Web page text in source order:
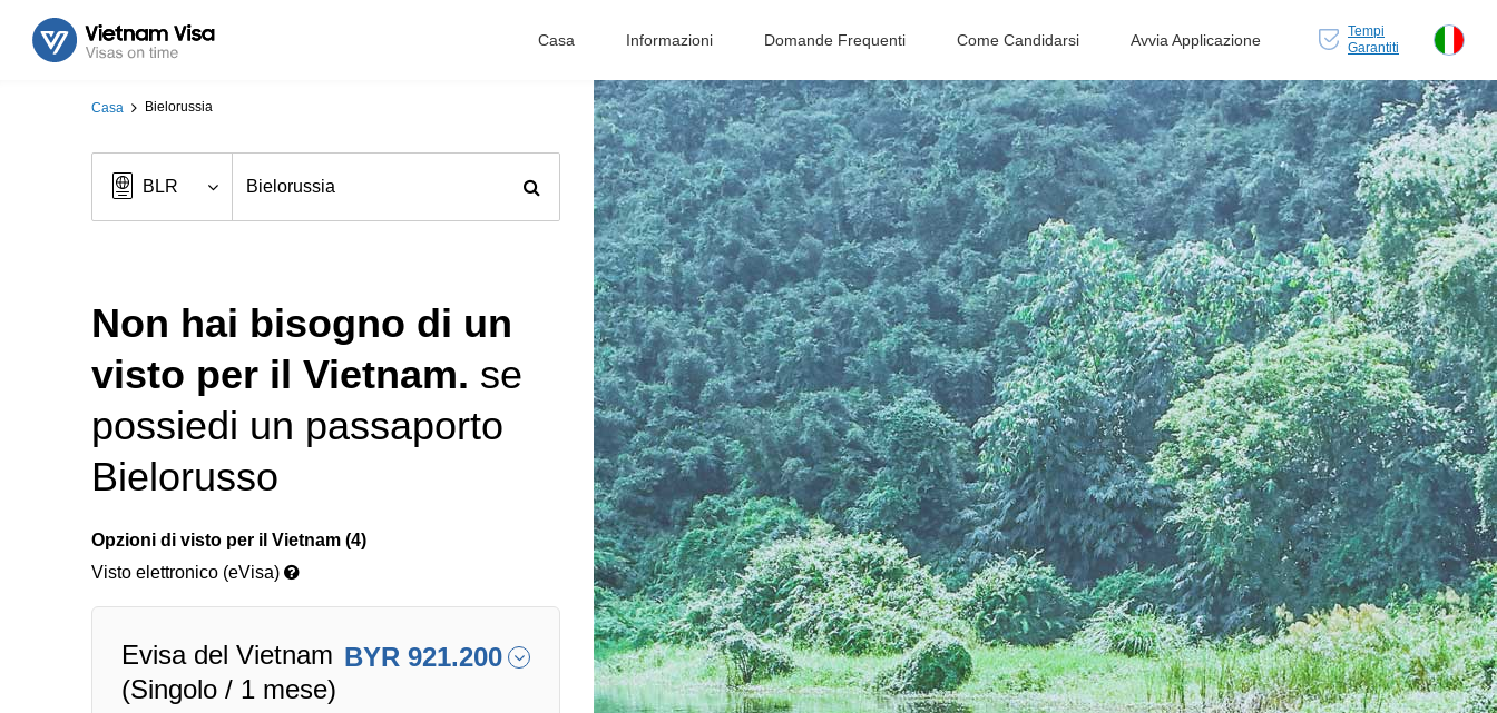
Casa Informazioni Domande Frequenti Come Candidarsi Avvia Applicazione
Tempi
Garantiti
Casa Bielorussia
Non hai bisogno di un
visto per il Vietnam. se
possiedi un passaporto
Bielorusso
Opzioni di visto per il Vietnam (4)
Visto elettronico (eVisa)
Evisa del Vietnam
(Singolo / 1 mese)
BYR 921.200